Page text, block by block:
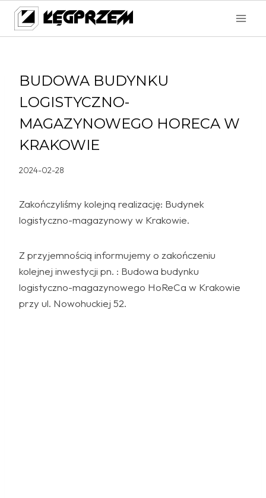
Przejdź
treści
BUDOWA BUDYNKU
LOGISTYCZNO-
MAGAZYNOWEGO HORECA W
KRAKOWIE
2024-02-28
Zakończyliśmy kolejną realizację: Budynek
logistyczno-magazynowy w Krakowie.
Z przyjemnością informujemy o zakończeniu
kolejnej inwestycji pn. : Budowa budynku
logistyczno-magazynowego HoReCa w Krakowie
przy ul. Nowohuckiej 52.